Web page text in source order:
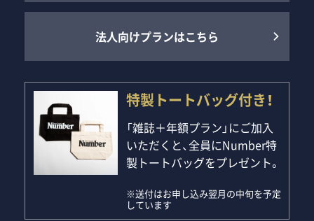
法人向けプランはこちら
特製トートバッグ付き！
「雑誌＋年額プラン」にご加入
いただくと、全員にNumber特
製トートバッグをプレゼント。
※送付はお申し込み翌月の中旬を予定
しています